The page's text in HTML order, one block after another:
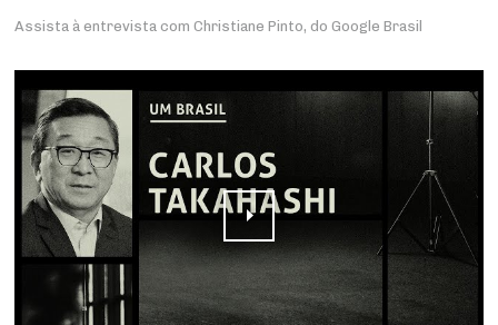
Assista à entrevista com Christiane Pinto, do Google Brasil